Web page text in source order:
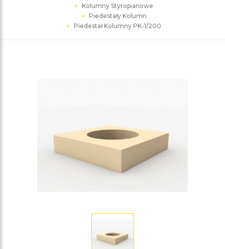
Kolumny Styropianowe
Piedestały Kolumn
Piedestał Kolumny PK-1/200